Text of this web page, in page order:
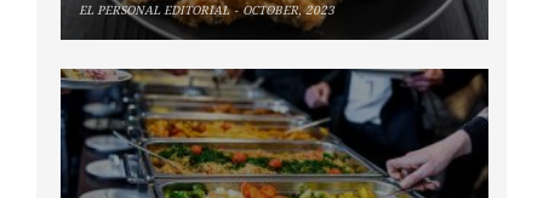
EL PERSONAL EDITORIAL OCTOBER, 2023